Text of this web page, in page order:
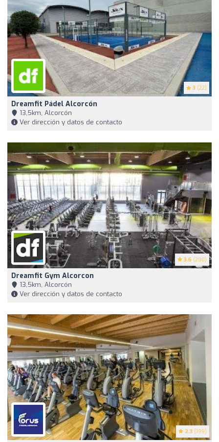
3 (22)
Dreamfit Pádel Alcorcón
13,5km, Alcorcón
Ver dirección y datos de contacto
3.6 (200)
Dreamfit Gym Alcorcon
13,5km, Alcorcón
Ver dirección y datos de contacto
2.3 (199)